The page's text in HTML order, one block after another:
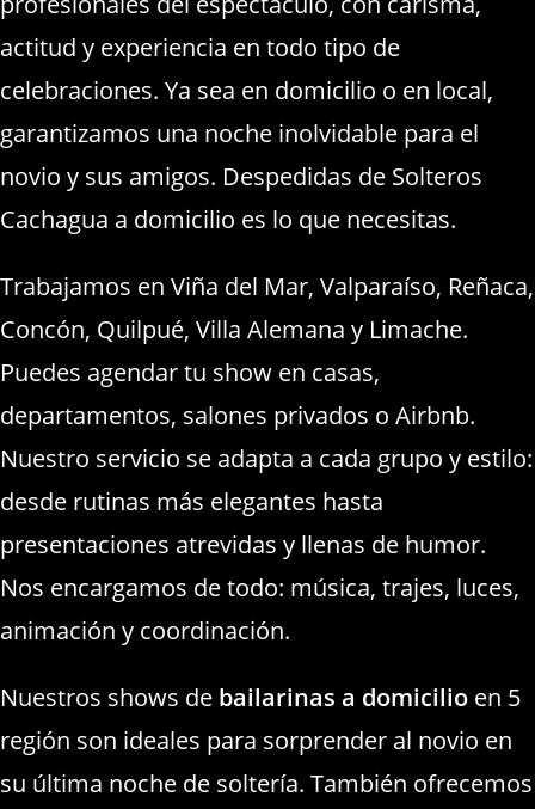
actitud y experiencia en todo tipo de
celebraciones. Ya sea en domicilio o en local,
garantizamos una noche inolvidable para el
novio y sus amigos. Despedidas de Solteros
Cachagua a domicilio es lo que necesitas.
Trabajamos en Viña del Mar, Valparaíso, Reñaca,
Concón, Quilpué, Villa Alemana y Limache.
Puedes agendar tu show en casas,
departamentos, salones privados o Airbnb.
Nuestro servicio se adapta a cada grupo y estilo:
desde rutinas más elegantes hasta
presentaciones atrevidas y llenas de humor.
Nos encargamos de todo: música, trajes, luces,
animación y coordinación.
Nuestros shows de bailarinas a domicilio en 5
región son ideales para sorprender al novio en
su última noche de soltería. También ofrecemos